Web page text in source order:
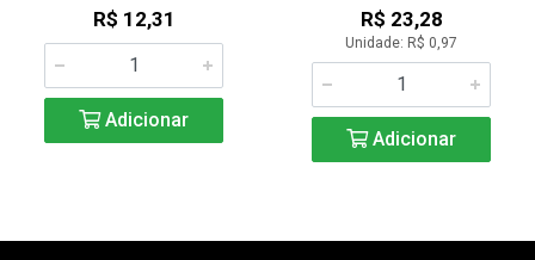
R$ 12,31
Adicionar
R$ 23,28
Unidade: R$ 0,97
Adicionar